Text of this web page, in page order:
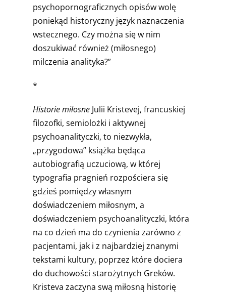
psychopornograficznych opisów wolę
poniekąd historyczny język naznaczenia
wstecznego. Czy można się w nim
doszukiwać również (miłosnego)
milczenia analityka?”
*
Historie miłosne Julii Kristevej, francuskiej
filozofki, semiolożki i aktywnej
psychoanalityczki, to niezwykła,
„przygodowa” książka będąca
autobiografią uczuciową, w której
typografia pragnień rozpościera się
gdzieś pomiędzy własnym
doświadczeniem miłosnym, a
doświadczeniem psychoanalityczki, która
na co dzień ma do czynienia zarówno z
pacjentami, jak i z najbardziej znanymi
tekstami kultury, poprzez które dociera
do duchowości starożytnych Greków.
Kristeva zaczyna swą miłosną historię